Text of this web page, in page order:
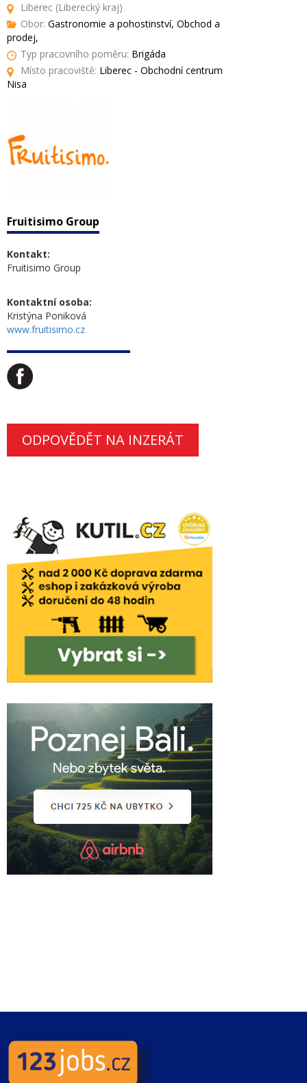
Liberec (Liberecký kraj)
Obor: Gastronomie a pohostinství, Obchod a
prodej,
Typ pracovního poměru: Brigáda
Místo pracoviště: Liberec - Obchodní centrum
Nisa
Fruitisimo Group
Kontakt:
Fruitisimo Group
Kontaktní osoba:
Kristýna Poniková
www.fruitisimo.cz
ODPOVĚDĚT NA INZERÁT